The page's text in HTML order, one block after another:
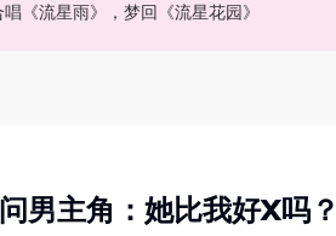
：真相终究会浮出水面！
《流星雨》，梦回《流星花园》
演绎JANNABI歌曲获网友狂赞！
男主角：她比我好X吗？